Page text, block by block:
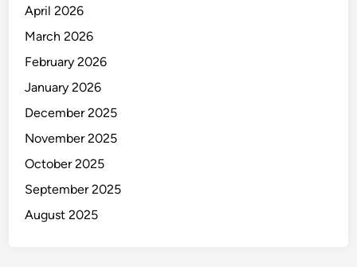
April 2026
March 2026
February 2026
January 2026
December 2025
November 2025
October 2025
September 2025
August 2025